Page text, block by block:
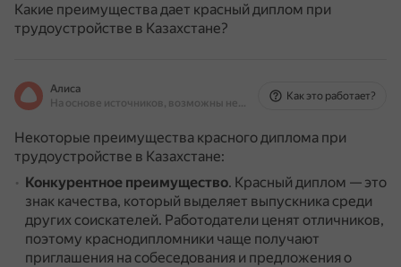
Какие преимущества дает красный диплом при
трудоустройстве в Казахстане?
Алиса
На основе источников, возможны неточности
Как это работает?
Некоторые преимущества красного диплома при
трудоустройстве в Казахстане:
Конкурентное преимущество. Красный диплом — это
знак качества, который выделяет выпускника среди
других соискателей. Работодатели ценят отличников,
поэтому краснодипломники чаще получают
приглашения на собеседования и предложения о